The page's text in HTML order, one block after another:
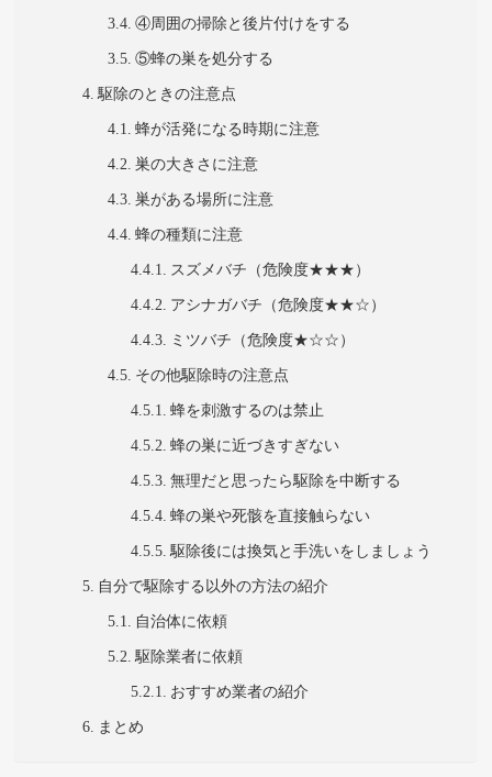
④周囲の掃除と後片付けをする
⑤蜂の巣を処分する
駆除のときの注意点
蜂が活発になる時期に注意
巣の大きさに注意
巣がある場所に注意
蜂の種類に注意
スズメバチ（危険度★★★）
アシナガバチ（危険度★★☆）
ミツバチ（危険度★☆☆）
その他駆除時の注意点
蜂を刺激するのは禁止
蜂の巣に近づきすぎない
無理だと思ったら駆除を中断する
蜂の巣や死骸を直接触らない
駆除後には換気と手洗いをしましょう
自分で駆除する以外の方法の紹介
自治体に依頼
駆除業者に依頼
おすすめ業者の紹介
まとめ